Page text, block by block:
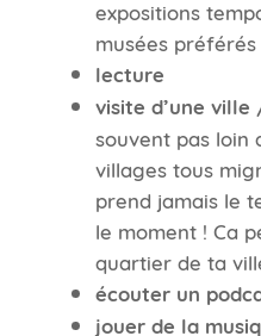
expositions
musées préférés
lecture
visite d’une
souvent pas loin
villages tous
prend jamais le
le moment ! Ca
quartier de ta
écouter un
jouer de la